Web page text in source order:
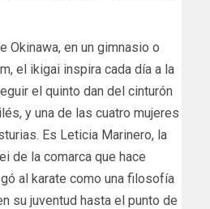
Okinawa, en un gimnasio o
el ikigai inspira cada día a la
el quinto dan del cinturón
y una de las cuatro mujeres
Es Leticia Marinero, la
de la comarca que hace
al karate como una filosofía
su juventud hasta el punto de